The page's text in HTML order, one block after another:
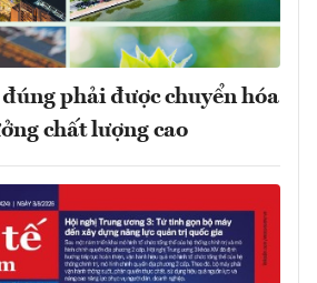
phải được chuyển hóa
chất lượng cao